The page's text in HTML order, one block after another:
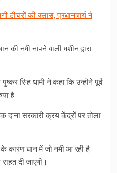
टीचरों की क्लास, प्रधानचार्य ने
की नमी नापने वाली मशीन द्वारा
पुष्कर सिंह धामी ने कहा कि उन्होंने पूर्व
है
सरकारी क्रय केंद्रों पर तोला
के कारण धान में जो नमी आ रही है
दी जाएगी।